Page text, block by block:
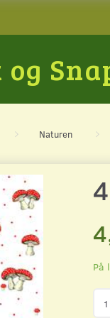
Naturen
På